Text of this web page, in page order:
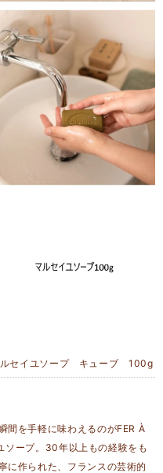
セイユソープ キューブ 100g
間を手軽に味わえるのがFER À
ソープ。30年以上もの経験をも
に作られた、フランスの芸術的